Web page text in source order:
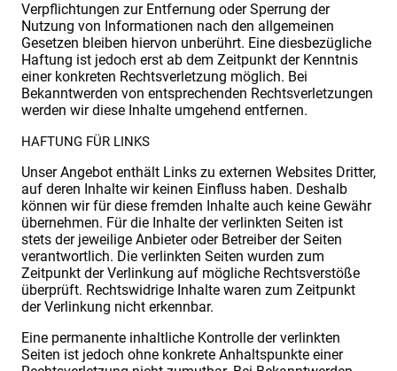
Verpflichtungen zur Entfernung oder Sperrung der
Nutzung von Informationen nach den allgemeinen
Gesetzen bleiben hiervon unberührt. Eine diesbezügliche
Haftung ist jedoch erst ab dem Zeitpunkt der Kenntnis
einer konkreten Rechtsverletzung möglich. Bei
Bekanntwerden von entsprechenden Rechtsverletzungen
werden wir diese Inhalte umgehend entfernen.
HAFTUNG FÜR LINKS
Unser Angebot enthält Links zu externen Websites Dritter,
auf deren Inhalte wir keinen Einfluss haben. Deshalb
können wir für diese fremden Inhalte auch keine Gewähr
übernehmen. Für die Inhalte der verlinkten Seiten ist
stets der jeweilige Anbieter oder Betreiber der Seiten
verantwortlich. Die verlinkten Seiten wurden zum
Zeitpunkt der Verlinkung auf mögliche Rechtsverstöße
überprüft. Rechtswidrige Inhalte waren zum Zeitpunkt
der Verlinkung nicht erkennbar.
Eine permanente inhaltliche Kontrolle der verlinkten
Seiten ist jedoch ohne konkrete Anhaltspunkte einer